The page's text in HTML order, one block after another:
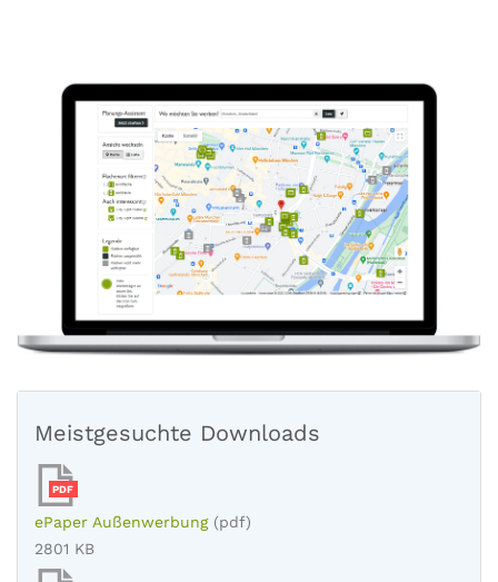
Meistgesuchte Downloads
PDF
ePaper Außenwerbung (pdf)
2801 KB